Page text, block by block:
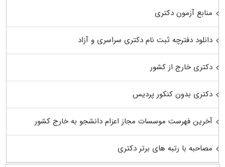
منابع آزمون دکتری
دانلود دفترچه ثبت نام دکتری سراسری و آزاد
دکتری خارج از کشور
دکتری بدون کنکور پردیس
آخرین فهرست موسسات مجاز اعزام دانشجو به خارج کشور
مصاحبه با رتبه های برتر دکتری